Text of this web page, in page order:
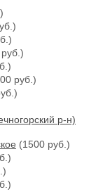
руб.)
р-н)
(1500 руб.)